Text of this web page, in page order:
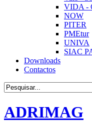
VIDA -
NOW
PITER
PMEtur
UNIVA
SIAC
Downloads
Contactos
ADRIMAG